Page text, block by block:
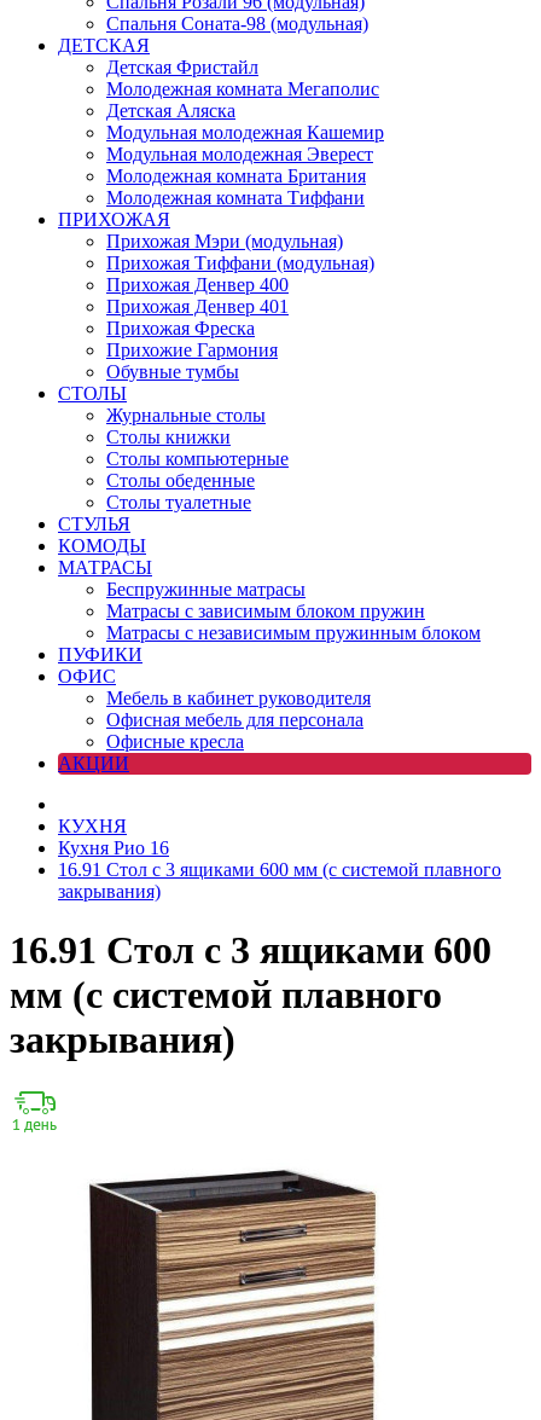
Спальня Соната-98 (модульная)
ДЕТСКАЯ
Детская Фристайл
Молодежная комната Мегаполис
Детская Аляска
Модульная молодежная Кашемир
Модульная молодежная Эверест
Молодежная комната Британия
Молодежная комната Тиффани
ПРИХОЖАЯ
Прихожая Мэри (модульная)
Прихожая Тиффани (модульная)
Прихожая Денвер 400
Прихожая Денвер 401
Прихожая Фреска
Прихожие Гармония
Обувные тумбы
СТОЛЫ
Журнальные столы
Столы книжки
Столы компьютерные
Столы обеденные
Столы туалетные
СТУЛЬЯ
КОМОДЫ
МАТРАСЫ
Беспружинные матрасы
Матрасы с зависимым блоком пружин
Матрасы с независимым пружинным блоком
ПУФИКИ
ОФИС
Мебель в кабинет руководителя
Офисная мебель для персонала
Офисные кресла
АКЦИИ
КУХНЯ
Кухня Рио 16
16.91 Стол с 3 ящиками 600 мм (с системой плавного
закрывания)
16.91 Стол с 3 ящиками 600
мм (с системой плавного
закрывания)